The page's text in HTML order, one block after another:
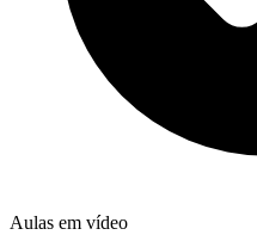
Aulas em vídeo